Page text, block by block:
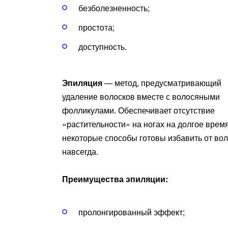
безболезненность;
простота;
доступность.
Эпиляция— метод, предусматривающий
удаление волосков вместе с волосяными
фолликулами. Обеспечивает отсутствие
«растительности» на ногах на долгое
некоторые способы готовы избавить от
навсегда.
Преимущества эпиляции:
пролонгированный эффект;